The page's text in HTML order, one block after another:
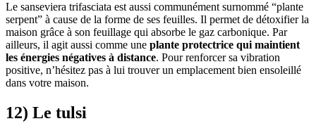
Le sanseviera trifasciata est aussi communément surnommé “plante
serpent” à cause de la forme de ses feuilles. Il permet de détoxifier la
maison grâce à son feuillage qui absorbe le gaz carbonique. Par
ailleurs, il agit aussi comme une plante protectrice qui maintient
les énergies négatives à distance. Pour renforcer sa vibration
positive, n’hésitez pas à lui trouver un emplacement bien ensoleillé
dans votre maison.
12) Le tulsi